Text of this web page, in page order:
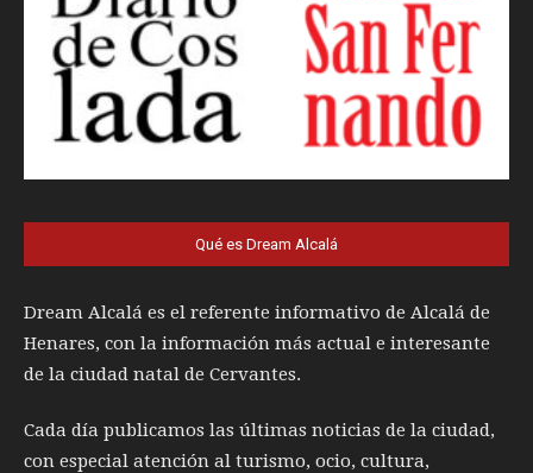
Qué es Dream Alcalá
Dream Alcalá es el referente informativo de Alcalá de
Henares, con la información más actual e interesante
de la ciudad natal de Cervantes.
Cada día publicamos las últimas noticias de la ciudad,
con especial atención al turismo, ocio, cultura,